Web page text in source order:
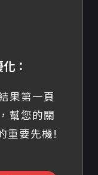
：
果第一頁
幫您的關
重要先機!